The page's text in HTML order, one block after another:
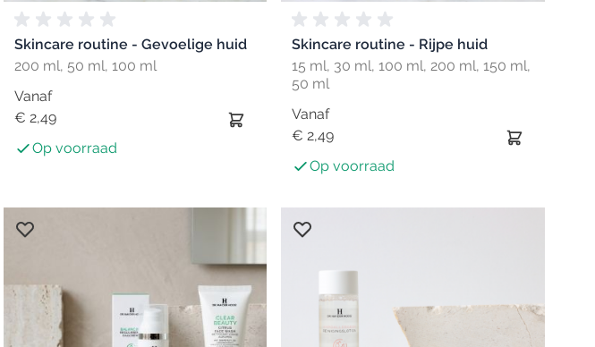
Skincare routine - Gevoelige huid
200 ml, 50 ml, 100 ml
Vanaf
€ 2,49
Op voorraad
Skincare routine - Rijpe huid
15 ml, 30 ml, 100 ml, 200 ml, 150 ml,
50 ml
Vanaf
€ 2,49
Op voorraad